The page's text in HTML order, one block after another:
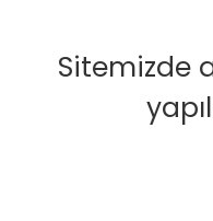
Sitemizde